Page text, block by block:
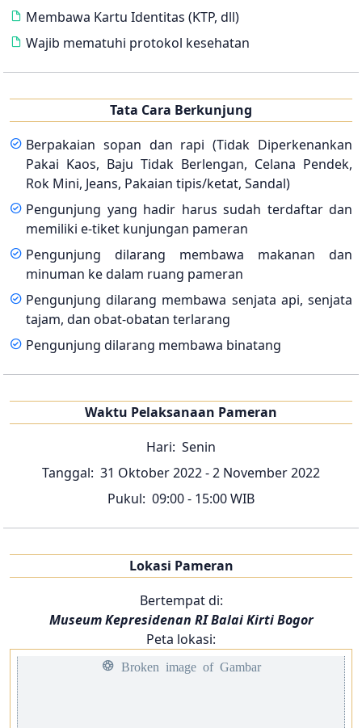
Membawa Kartu Identitas (KTP, dll)
Wajib mematuhi protokol kesehatan
Tata Cara Berkunjung
Berpakaian sopan dan rapi (Tidak Diperkenankan
Pakai Kaos, Baju Tidak Berlengan, Celana Pendek,
Rok Mini, Jeans, Pakaian tipis/ketat, Sandal)
Pengunjung yang hadir harus sudah terdaftar dan
memiliki e-tiket kunjungan pameran
Pengunjung dilarang membawa makanan dan
minuman ke dalam ruang pameran
Pengunjung dilarang membawa senjata api, senjata
tajam, dan obat-obatan terlarang
Pengunjung dilarang membawa binatang
Waktu Pelaksanaan Pameran
Hari: Senin
Tanggal: 31 Oktober 2022- 2 November 2022
Pukul: 09:00- 15:00WIB
Lokasi Pameran
Bertempat di:
Museum Kepresidenan RI Balai Kirti Bogor
Peta lokasi: